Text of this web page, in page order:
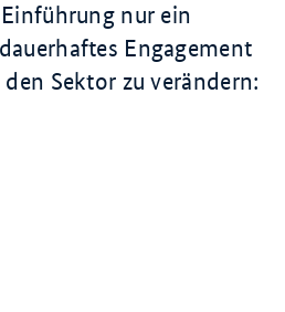
nur ein
Engagement
Sektor zu verändern: